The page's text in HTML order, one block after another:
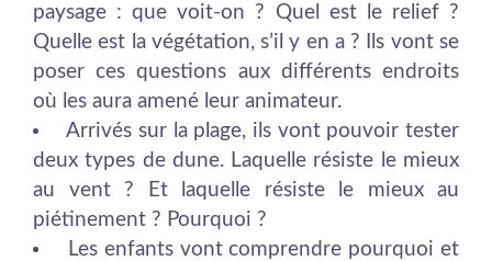
paysage : que voit-on ? Quel est le relief ?
Quelle est la végétation, s’il y en a ? Ils vont se
poser ces questions aux différents endroits
où les aura amené leur animateur.
Arrivés sur la plage, ils vont pouvoir tester
deux types de dune. Laquelle résiste le mieux
au vent ? Et laquelle résiste le mieux au
piétinement ? Pourquoi ?
Les enfants vont comprendre pourquoi et